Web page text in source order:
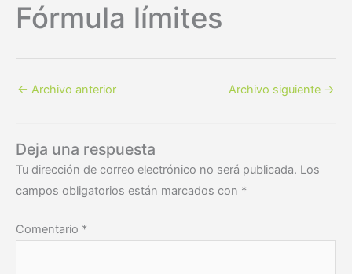
Fórmula límites
← Archivo anterior Archivo siguiente →
Deja una respuesta
Tu dirección de correo electrónico no será publicada. Los
campos obligatorios están marcados con *
Comentario *